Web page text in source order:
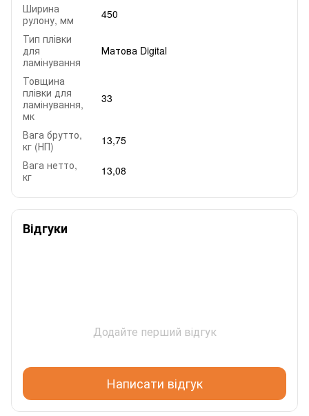
Ширина
рулону, мм
450
Тип плівки
для
ламінування
Матова Digital
Товщина
плівки для
ламінування,
мк
33
Вага брутто,
кг (НП)
13,75
Вага нетто,
кг
13,08
Відгуки
Додайте перший відгук
Написати відгук